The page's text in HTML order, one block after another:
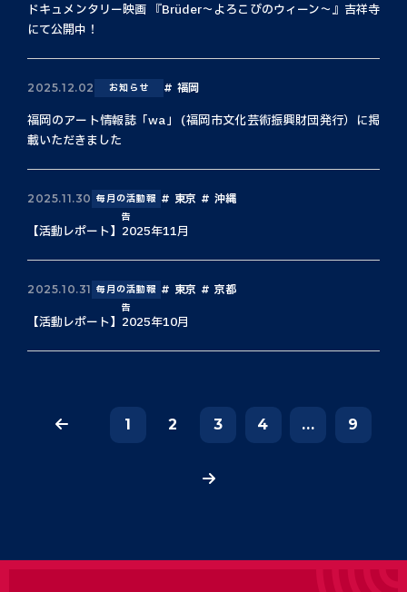
ドキュメンタリー映画 『Brüder〜よろこびのウィーン〜』吉祥寺
にて公開中！
2025.12.02 お知らせ 福岡
福岡のアート情報誌「wa」 (福岡市文化芸術振興財団発行）に掲
載いただきました
2025.11.30 毎月の活動報
告
東京 沖縄
【活動レポート】2025年11月
2025.10.31 毎月の活動報
告
東京 京都
【活動レポート】2025年10月
1 2 3 4 ... 9